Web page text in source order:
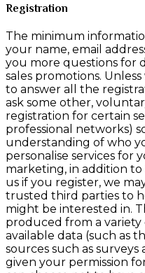
Registration
The minimum
your name, email
you more questions for
sales promotions.
to answer all the
ask some other,
registration for certain
professional networks)
understanding of who
personalise services for
marketing, in addition
us if you register, we
trusted third parties to
might be interested in.
produced from a
available data (such as
sources such as
given your permission